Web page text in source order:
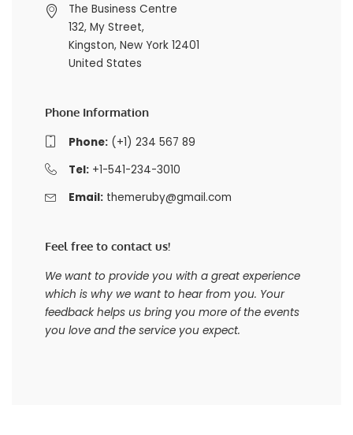
The Business Centre
132, My Street,
Kingston, New York 12401
United States
Phone Information
Phone:(+1) 234 567 89
Tel:+1-541-234-3010
Email: themeruby@gmail.com
Feel free to contact us!
We want to provide you with a great experience
which is why we want to hear from you. Your
feedback helps us bring you more of the events
you love and the service you expect.